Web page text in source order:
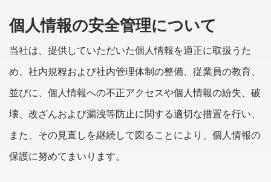
個人情報の安全管理について
当社は、提供していただいた個人情報を適正に取扱うた
め、社内規程および社内管理体制の整備、従業員の教育、
並びに、個人情報への不正アクセスや個人情報の紛失、破
壊、改ざんおよび漏洩等防止に関する適切な措置を行い、
また、その見直しを継続して図ることにより、個人情報の
保護に努めてまいります。